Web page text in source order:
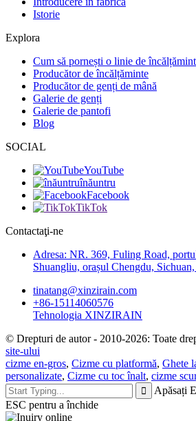
Istorie
Explora
Cum să pornești o linie de
Producător de încălțăminte
Producător de genți de mână
Galerie de genți
Galerie de pantofi
Blog
SOCIAL
YouTube
înăuntru
Facebook
TikTok
Contactaţi-ne
Adresa: NR. 369, Fuling Road,
Shuangliu, orașul Chengdu,
tinatang@xinzirain.com
+86-15114060576
Tehnologia XINZIRAIN
© Drepturi de autor - 2010-2026: Toate
site-ului
cizme en-gros, Cizme cu platformă, Ghete
personalizate, Cizme cu toc înalt, cizme
Apăsați
ESC pentru a închide